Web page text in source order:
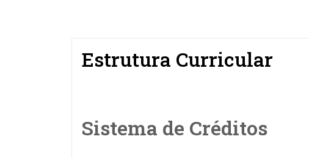
Estrutura Curricular
Sistema de Créditos